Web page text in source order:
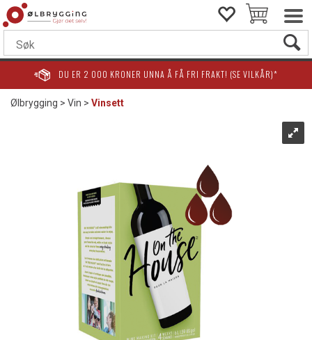
DU ER 2 000 KRONER UNNA Å FÅ FRI FRAKT! (SE VILKÅR)*
Ølbrygging>Vin>Vinsett